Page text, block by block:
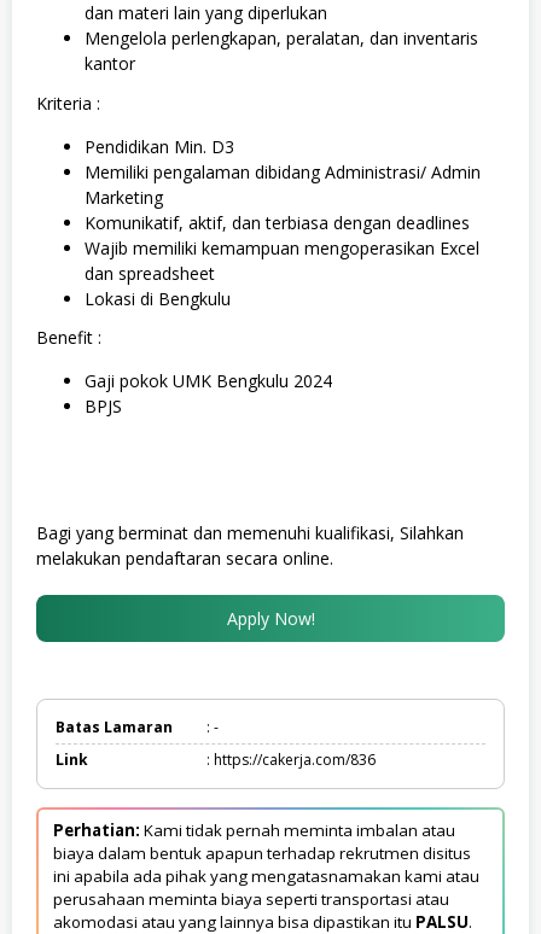
dan materi lain yang diperlukan
Mengelola perlengkapan, peralatan, dan inventaris
kantor
Kriteria :
Pendidikan Min. D3
Memiliki pengalaman dibidang Administrasi/ Admin
Marketing
Komunikatif, aktif, dan terbiasa dengan deadlines
Wajib memiliki kemampuan mengoperasikan Excel
dan spreadsheet
Lokasi di Bengkulu
Benefit :
Gaji pokok UMK Bengkulu 2024
BPJS
Bagi yang berminat dan memenuhi kualifikasi, Silahkan
melakukan pendaftaran secara online.
Apply Now!
Batas Lamaran
: -
Link
: https://cakerja.com/836
Perhatian: Kami tidak pernah meminta imbalan atau
biaya dalam bentuk apapun terhadap rekrutmen disitus
ini apabila ada pihak yang mengatasnamakan kami atau
perusahaan meminta biaya seperti transportasi atau
akomodasi atau yang lainnya bisa dipastikan itu PALSU.